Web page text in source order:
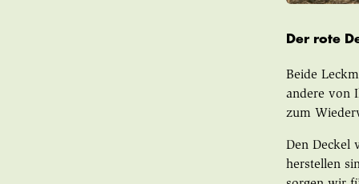
Der rote
Beide
andere von
zum
Den Deckel
herstellen